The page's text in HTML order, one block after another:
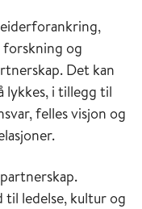
forskning og
Det kan
lykkes, i tillegg til
felles visjon og
ledelse, kultur og